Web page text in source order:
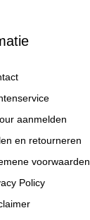
aanmelden
en retourneren
voorwaarden
Policy